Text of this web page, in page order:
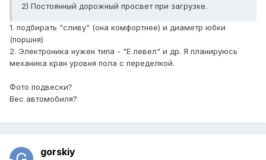
2) Постоянный дорожный просвет при загрузке.
1. подбирать "сливу" (она комфортнее) и диаметр юбки
(поршня)
2. Электроника нужен типа - "Е левел" и др. Я планируюсь
механика кран уровня пола с переделкой.
Фото подвески?
Вес автомобиля?
gorskiy